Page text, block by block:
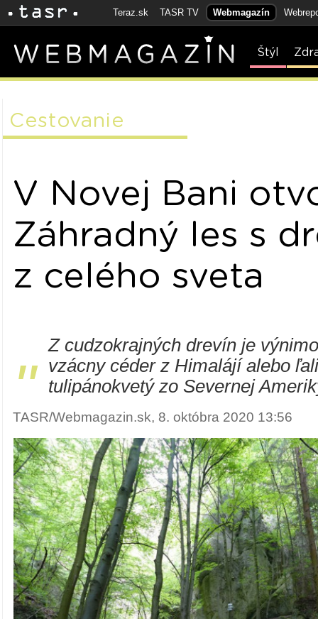
Teraz.sk TASR TV Webmagazín
Štýl
Cestovanie
V Novej Bani
Záhradný les s
z celého sveta
"
Z cudzokrajných drevín je
vzácny céder z Himalájí alebo
tulipánokvetý zo Severnej
TASR/Webmagazin.sk, 8. októbra 2020 13:56